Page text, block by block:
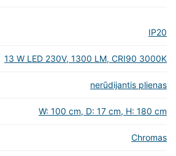
IP20
13 W LED 230V, 1300 LM, CRI90 3000K
nerūdijantis plienas
W: 100 cm, D: 17 cm, H: 180 cm
Chromas